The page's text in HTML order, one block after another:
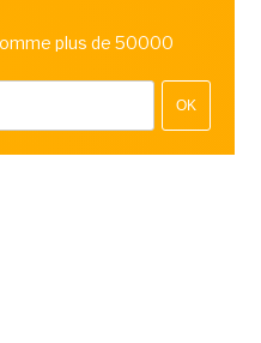
plus de 50000
OK